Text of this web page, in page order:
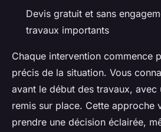
Devis gratuit et sans
travaux importants
Chaque intervention commence
précis de la situation. Vous
avant le début des travaux, avec
remis sur place. Cette approche
prendre une décision éclairée,